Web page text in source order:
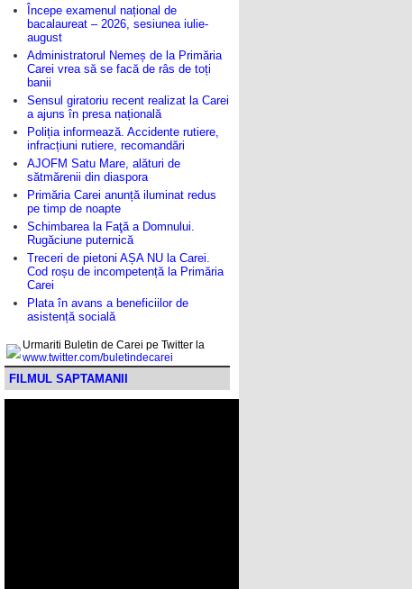
Începe examenul național de
bacalaureat – 2026, sesiunea iulie-
august
Administratorul Nemeș de la Primăria
Carei vrea să se facă de râs de toți
banii
Sensul giratoriu recent realizat la Carei
a ajuns în presa națională
Poliția informează. Accidente rutiere,
infracțiuni rutiere, recomandări
AJOFM Satu Mare, alături de
sătmărenii din diaspora
Primăria Carei anunță iluminat redus
pe timp de noapte
Schimbarea la Faţă a Domnului.
Rugăciune puternică
Treceri de pietoni AȘA NU la Carei.
Cod roșu de incompetență la Primăria
Carei
Plata în avans a beneficiilor de
asistență socială
Urmariti Buletin de Carei pe Twitter la
www.twitter.com/buletindecarei
FILMUL SAPTAMANII